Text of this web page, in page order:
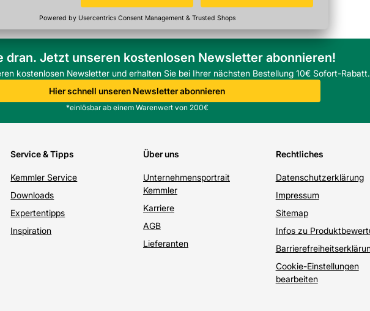
dran. Jetzt unseren kostenlosen Newsletter abonnieren!
kostenlosen Newsletter und erhalten Sie bei Ihrer nächsten Bestellung 10€ Sofort-
Hier schnell unseren Newsletter abonnieren
*einlösbar ab einem Warenwert von 200€
Service & Tipps
Kemmler Service
Downloads
Expertentipps
Inspiration
Über uns
Unternehmensportrait
Kemmler
Karriere
AGB
Lieferanten
Rechtliches
Datenschutzerklärung
Impressum
Sitemap
Infos zu
Cookie-Einstellungen
bearbeiten